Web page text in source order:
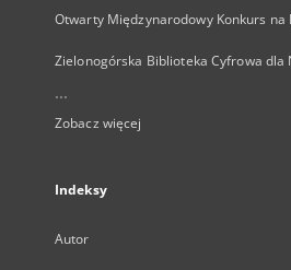
Otwarty Międzynarodowy Konkurs na
Zielonogórska Biblioteka Cyfrowa dla
...
Zobacz więcej
Indeksy
Autor